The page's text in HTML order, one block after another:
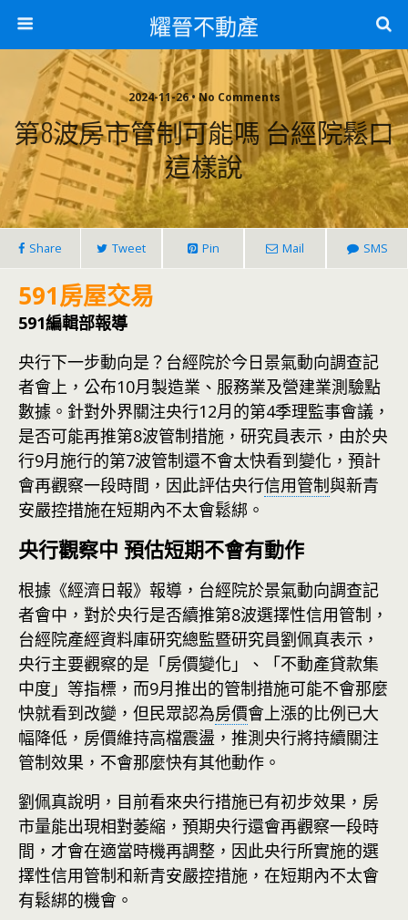
耀晉不動產
2024-11-26 • No Comments
第8波房市管制可能嗎 台經院鬆口
這樣說
Share Tweet Pin Mail SMS
591房屋交易
591編輯部報導
央行下一步動向是？台經院於今日景氣動向調查記
者會上，公布10月製造業、服務業及營建業測驗點
數據。針對外界關注央行12月的第4季理監事會議，
是否可能再推第8波管制措施，研究員表示，由於央
行9月施行的第7波管制還不會太快看到變化，預計
會再觀察一段時間，因此評估央行信用管制與新青
安嚴控措施在短期內不太會鬆綁。
央行觀察中 預估短期不會有動作
根據《經濟日報》報導，台經院於景氣動向調查記
者會中，對於央行是否續推第8波選擇性信用管制，
台經院產經資料庫研究總監暨研究員劉佩真表示，
央行主要觀察的是「房價變化」、「不動產貸款集
中度」等指標，而9月推出的管制措施可能不會那麼
快就看到改變，但民眾認為房價會上漲的比例已大
幅降低，房價維持高檔震盪，推測央行將持續關注
管制效果，不會那麼快有其他動作。
劉佩真說明，目前看來央行措施已有初步效果，房
市量能出現相對萎縮，預期央行還會再觀察一段時
間，才會在適當時機再調整，因此央行所實施的選
擇性信用管制和新青安嚴控措施，在短期內不太會
有鬆綁的機會。